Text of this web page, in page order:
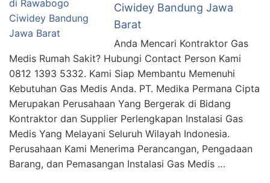
Ciwidey Bandung Jawa
Barat
Anda Mencari Kontraktor Gas
Medis Rumah Sakit? Hubungi Contact Person Kami
0812 1393 5332. Kami Siap Membantu Memenuhi
Kebutuhan Gas Medis Anda. PT. Medika Permana Cipta
Merupakan Perusahaan Yang Bergerak di Bidang
Kontraktor dan Supplier Perlengkapan Instalasi Gas
Medis Yang Melayani Seluruh Wilayah Indonesia.
Perusahaan Kami Menerima Perancangan, Pengadaan
Barang, dan Pemasangan Instalasi Gas Medis …